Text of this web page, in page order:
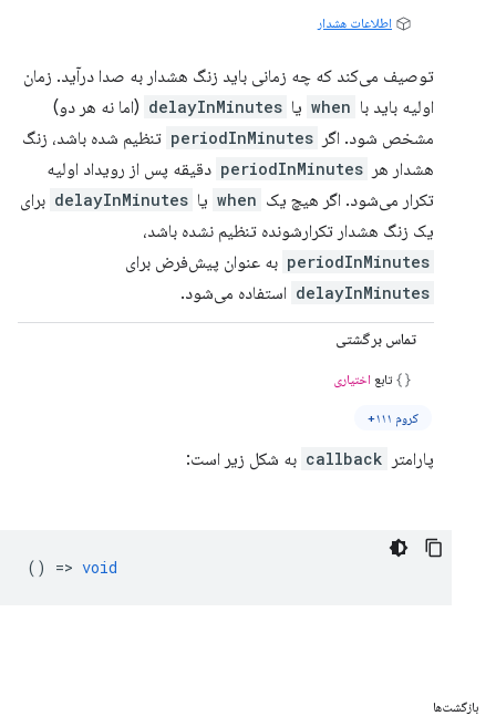
اطلاعات هشدار
توصیف می‌کند که چه زمانی باید زنگ هشدار به صدا درآید. زمان
اولیه باید با when یا delayInMinutes (اما نه هر دو)
مشخص شود. اگر periodInMinutes تنظیم شده باشد، زنگ
هشدار هر periodInMinutes دقیقه پس از رویداد اولیه
تکرار می‌شود. اگر هیچ یک when یا delayInMinutes برای
یک زنگ هشدار تکرارشونده تنظیم نشده باشد،
periodInMinutes به عنوان پیش‌فرض برای
delayInMinutes استفاده می‌شود.
تماس برگشتی
تابع اختیاری
کروم ۱۱۱+
پارامتر callback به شکل زیر است:
() => void
بازگشت‌ها